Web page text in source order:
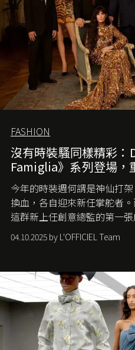
FASHION
沒有時裝騷同樣精彩：
Famiglia》系列登場，
今年的時裝週何謂是神仙打
換血，各自迎來新任掌舵者
這群新上任創意總監的第一
們如何各顯神通。意大利老牌
難已救回，開雲集團任命成功
團市值一日蒸發 30 億美元，
會忽略品牌的美學基礎，最後
的首作所造成的話題及關注度
簡單，一個嶄新的 Gucci 時
04.10.2025 by L'OFFICIEL Team